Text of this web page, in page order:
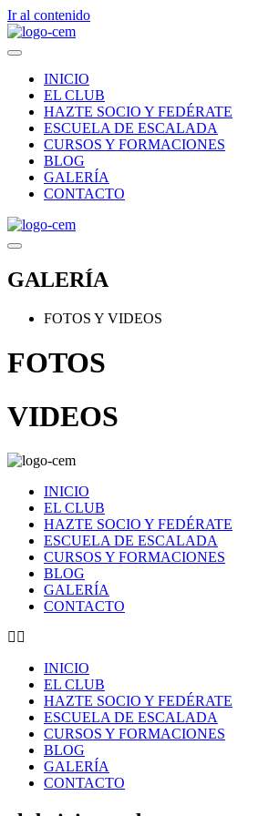
Ir al contenido
INICIO
EL CLUB
HAZTE SOCIO Y FEDÉRATE
ESCUELA DE ESCALADA
CURSOS Y FORMACIONES
BLOG
GALERÍA
CONTACTO
GALERÍA
FOTOS Y VIDEOS
FOTOS
VIDEOS
INICIO
EL CLUB
HAZTE SOCIO Y FEDÉRATE
ESCUELA DE ESCALADA
CURSOS Y FORMACIONES
BLOG
GALERÍA
CONTACTO
INICIO
EL CLUB
HAZTE SOCIO Y FEDÉRATE
ESCUELA DE ESCALADA
CURSOS Y FORMACIONES
BLOG
GALERÍA
CONTACTO